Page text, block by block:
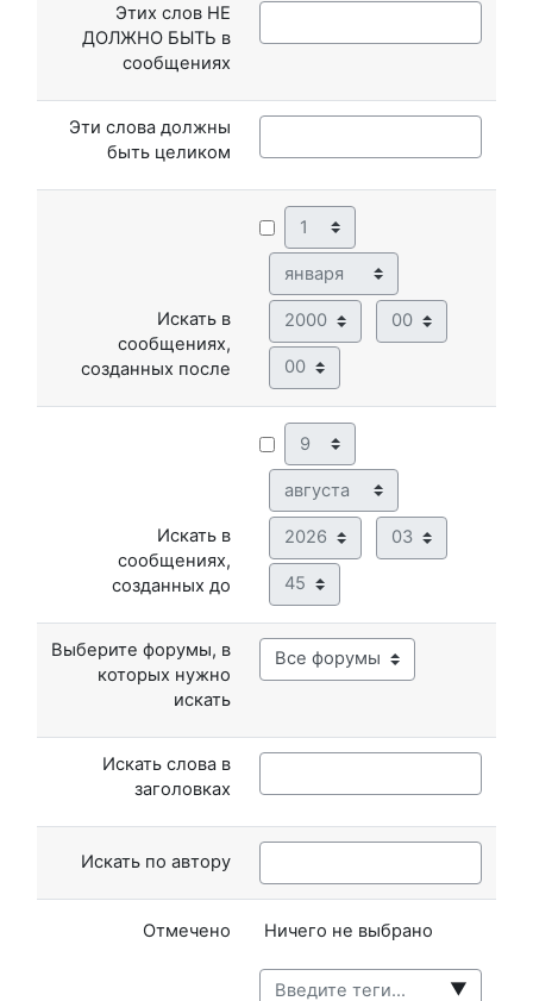
Этих слов НЕ
ДОЛЖНО БЫТЬ в
сообщениях
Эти слова должны
быть целиком
Искать в
сообщениях,
созданных после
День
Год Час
Минута
Искать в
сообщениях,
созданных до
День
Год Час
Минута
Выберите форумы, в
которых нужно
искать
Искать слова в
заголовках
Искать по автору
Отмечено Выбранные элементы:
Ничего не выбрано
▼